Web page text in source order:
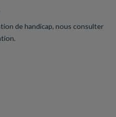
de handicap, nous consulter